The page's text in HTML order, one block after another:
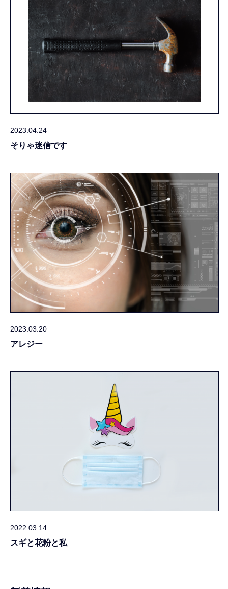
2023.04.24
そりゃ迷信です
2023.03.20
アレジー
2022.03.14
スギと花粉と私